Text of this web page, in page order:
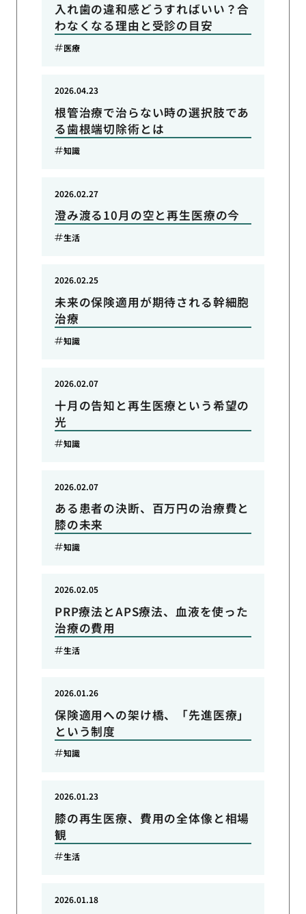
入れ歯の違和感どうすればいい？合
わなくなる理由と受診の目安
医療
根管治療で治らない時の選択肢であ
る歯根端切除術とは
2026.04.23
知識
澄み渡る10月の空と再生医療の今
2026.02.27
生活
未来の保険適用が期待される幹細胞
治療
2026.02.25
知識
十月の告知と再生医療という希望の
光
2026.02.07
知識
ある患者の決断、百万円の治療費と
膝の未来
2026.02.07
知識
PRP療法とAPS療法、血液を使った
治療の費用
2026.02.05
生活
保険適用への架け橋、「先進医療」
という制度
2026.01.26
知識
膝の再生医療、費用の全体像と相場
観
2026.01.23
生活
2026.01.18